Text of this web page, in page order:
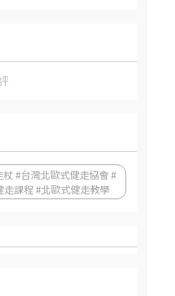
#台灣北歐式健走協會 #
走課程 #北歐式健走教學